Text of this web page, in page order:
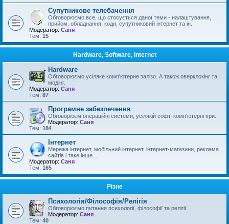
Супутникове телебачення
Обговорюємо все, що стосується даної теми - налаштування,
прийом, обладнання, коди, супутниковий інтернет та ін.
Модератор: Саня
Тем: 15
Hardware, Software, Internet
Hardware
Обговорюємо усіляке комп'ютерне залізо. А також оверклокінг та
модінг.
Модератор: Саня
Тем: 87
Програмне забезпечення
Обговорюєм операційні системи, усілякій софт, комп'ютерні ігри.
Модератор: Саня
Тем: 184
Інтернет
Мережа інтернет, мобільний інтернет, інтернет-магазини, реклама
сайтів і таке інше...
Модератор: Саня
Тем: 165
Різне
Психологія/Філософія/Релігія
Обговорюємо питання психології, філософії та релігії.
Модератор: Саня
Тем: 40